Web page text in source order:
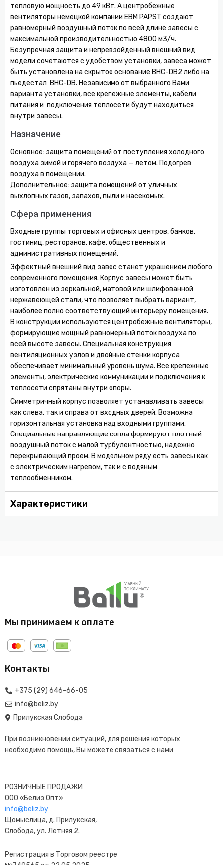
тепловую мощность до 49 кВт. А центробежные
вентиляторы немецкой компании EBM PAPST создают
равномерный воздушный поток по всей длине завесы с
максимальной производительностью 4800 м3/ч.
Безупречная защита и непревзойденный внешний вид
модели сочетаются с удобством установки, завеса может
быть установлена на скрытое основание BHC-DB2 либо на
пьедестал BНС-DB. Независимо от выбранного Вами
варианта установки, все крепежные элементы, кабели
питания и подключения теплосети будут находиться
внутри завесы.
Назначение
Основное: защита помещений от поступления холодного
воздуха зимой и горячего воздуха — летом. Подогрев
воздуха в помещении.
Дополнительное: защита помещений от уличных
выхлопных газов, запахов, пыли и насекомых.
Сфера применения
Входные группы торговых и офисных центров, банков,
гостиниц, ресторанов, кафе, общественных и
административных помещений.
Эффектный внешний вид завес станет украшением любого
современного помещения. Корпус завесы может быть
изготовлен из зеркальной, матовой или шлифованной
нержавеющей стали, что позволяет выбрать вариант,
наиболее полно соответствующий интерьеру помещения.
В конструкции используются центробежные вентиляторы,
формирующие мощный равномерный поток воздуха по
всей высоте завесы. Специальная конструкция
вентиляционных узлов и двойные стенки корпуса
обеспечивает минимальный уровень шума. Все крепежные
элементы, электрические коммуникации и подключения к
теплосети спрятаны внутри опоры.
Симметричный корпус позволяет устанавливать завесы
как слева, так и справа от входных дверей. Возможна
горизонтальная установка над входными группами.
Специальные направляющие сопла формируют плотный
воздушный поток с малой турбулентностью, надежно
перекрывающий проем. В модельном ряду есть завесы как
с электрическим нагревом, так и с водяным
теплообменником.
Характеристики
Мы принимаем к оплате
Контакты
+375 (29) 646-66-05
info@beliz.by
Прилукская Слобода
При возникновении ситуаций, для решения которых
необходимо помощь, Вы можете связаться с нами
РОЗНИЧНЫЕ ПРОДАЖИ
ООО «Белиз Опт»
info@beliz.by
Щомыслица, д. Прилукская,
Слобода, ул. Летняя 2.
Регистрация в Торговом реестре